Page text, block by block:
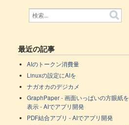
最近の記事
AIのトークン消費量
Linuxの設定にAIを
ナガオカのデジカメ
GraphPaper - 画面いっぱいの方眼紙を
表示 - AIでアプリ開発
PDF結合アプリ - AIでアプリ開発